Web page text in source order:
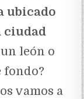
ubicado
ciudad
león o
fondo?
vamos a